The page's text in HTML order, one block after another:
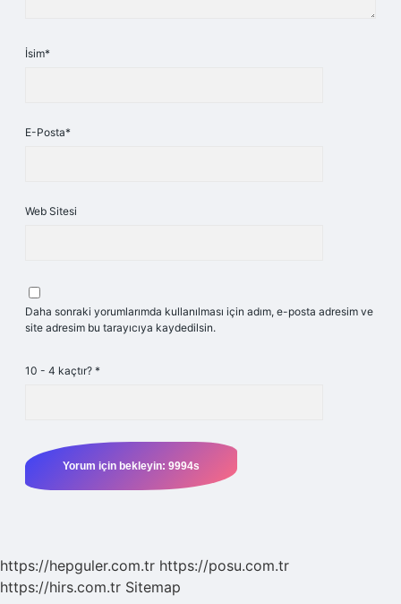
İsim*
E-Posta*
Web Sitesi
Daha sonraki yorumlarımda kullanılması için adım, e-posta adresim ve
site adresim bu tarayıcıya kaydedilsin.
10 - 4 kaçtır? *
https://hepguler.com.tr https://posu.com.tr
https://hirs.com.tr Sitemap